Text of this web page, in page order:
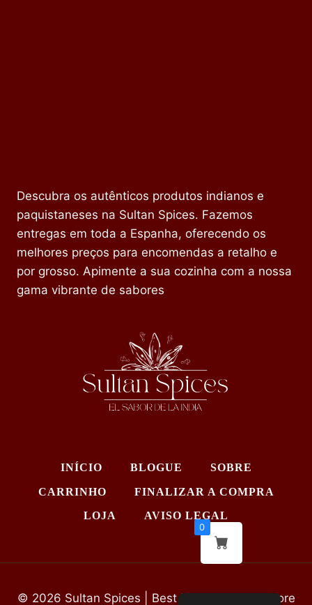
Descubra os autênticos produtos indianos e
paquistaneses na Sultan Spices. Fazemos
entregas em toda a Espanha, oferecendo os
melhores preços para encomendas a retalho e
por grosso. Apimente a sua cozinha com a nossa
gama vibrante de sabores
INÍCIO BLOGUE SOBRE
CARRINHO FINALIZAR A COMPRA
LOJA AVISO LEGAL
© 2026 Sultan Spices | Best Indian Grocery Store
0